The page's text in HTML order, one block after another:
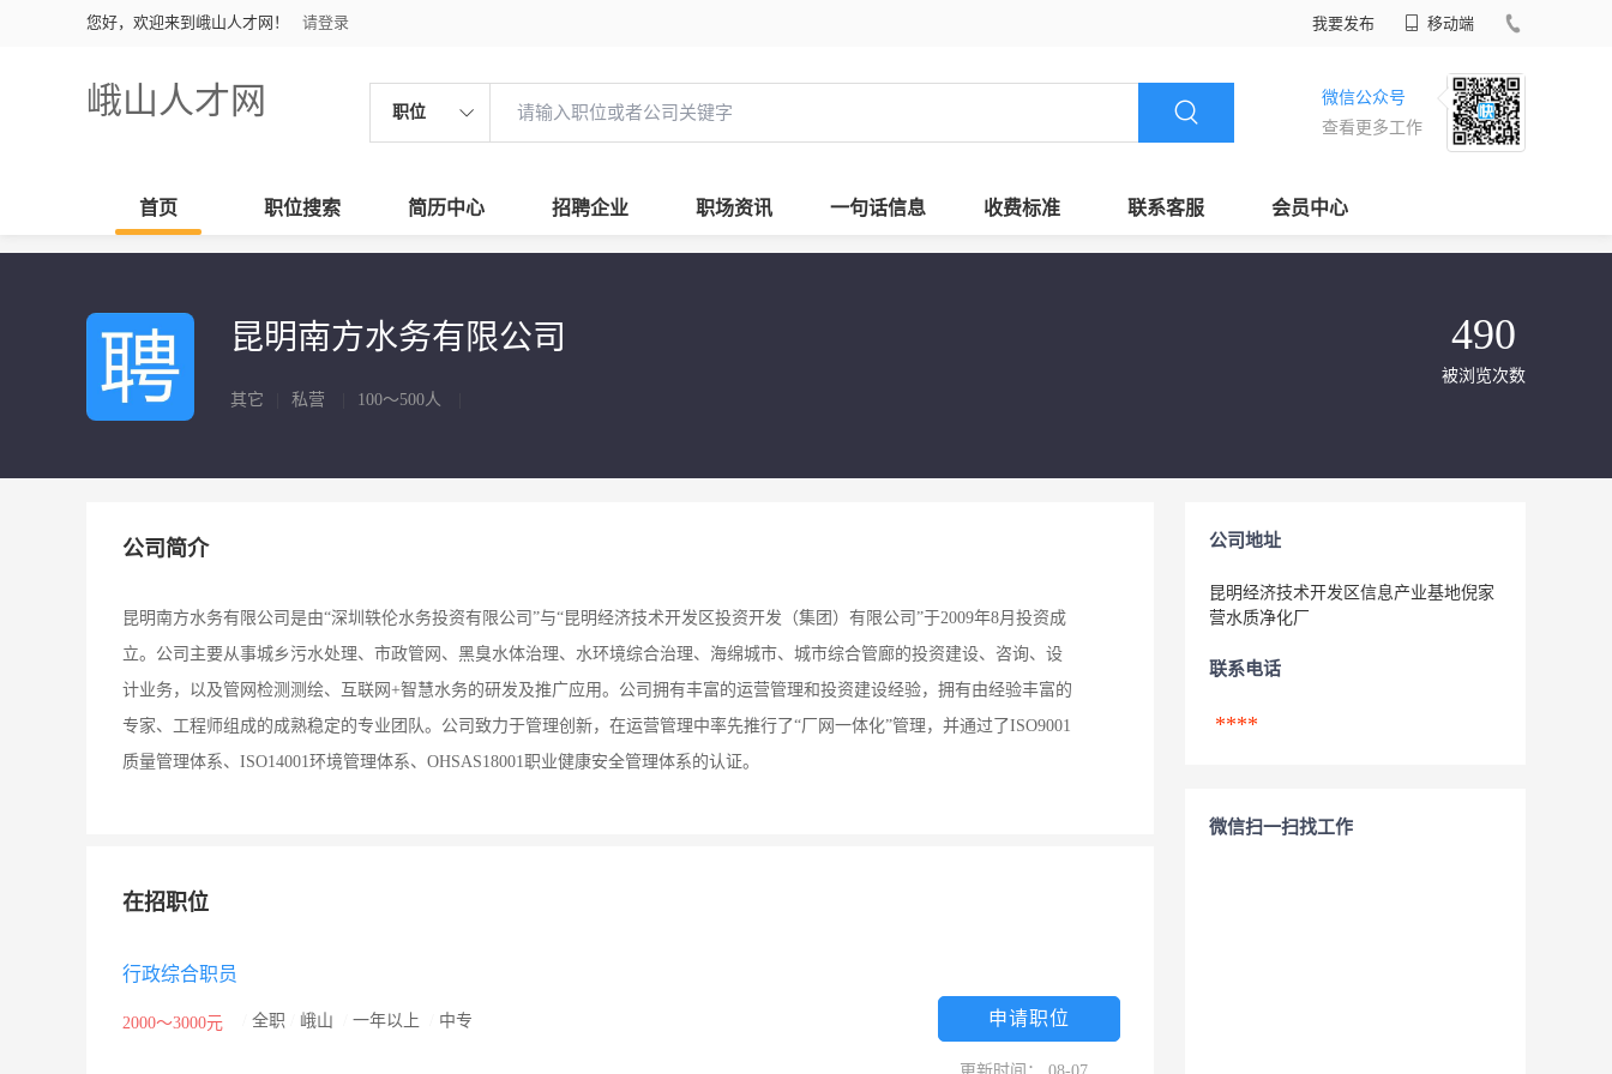
您好，欢迎来到峨山人才网！ 请登录 我要发布 移动端
峨山人才网 职位
微信公众号
查看更多工作
首页 职位搜索 简历中心 招聘企业 职场资讯 一句话信息 收费标准 联系客服 会员中心
昆明南方水务有限公司
其它 私营 100～500人
490
被浏览次数
公司简介
昆明南方水务有限公司是由“深圳轶伦水务投资有限公司”与“昆明经济技术开发区投资开发（集团）有限公司”于2009年8月投资成
立。公司主要从事城乡污水处理、市政管网、黑臭水体治理、水环境综合治理、海绵城市、城市综合管廊的投资建设、咨询、设
计业务，以及管网检测测绘、互联网+智慧水务的研发及推广应用。公司拥有丰富的运营管理和投资建设经验，拥有由经验丰富的
专家、工程师组成的成熟稳定的专业团队。公司致力于管理创新，在运营管理中率先推行了“厂网一体化”管理，并通过了ISO9001
质量管理体系、ISO14001环境管理体系、OHSAS18001职业健康安全管理体系的认证。
在招职位
行政综合职员
2000～3000元 全职 峨山 一年以上 中专 申请职位
公司地址
昆明经济技术开发区信息产业基地倪家
营水质净化厂
联系电话
****
微信扫一扫找工作